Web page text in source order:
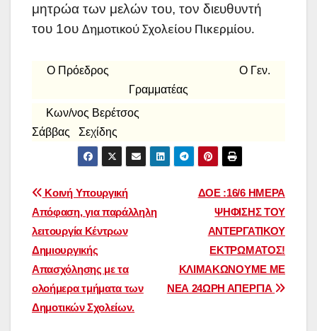
μητρώα των μελών του, τον διευθυντή
του 1ου Δημοτικού Σχολείου Πικερμίου.
Ο Πρόεδρος Ο Γεν.
Γραμματέας
Κων/νος Βερέτσος
Σάββας Σεχίδης
Πλοήγηση
άρθρων
ΔΟΕ :16/6 ΗΜΕΡΑ
ΨΗΦΙΣΗΣ ΤΟΥ
ΑΝΤΕΡΓΑΤΙΚΟΥ
ΕΚΤΡΩΜΑΤΟΣ!
ΚΛΙΜΑΚΩΝΟΥΜΕ ΜΕ
ΝΕΑ 24ΩΡΗ ΑΠΕΡΓΙΑ
Κοινή Υπουργική
Απόφαση, για παράλληλη
λειτουργία Κέντρων
Δημιουργικής
Απασχόλησης με τα
ολοήμερα τμήματα των
Δημοτικών Σχολείων.